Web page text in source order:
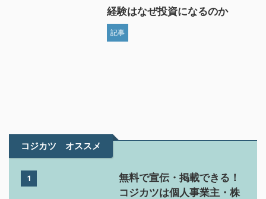
経験はなぜ投資になるのか
記事
コジカツ オススメ
1
無料で宣伝・掲載できる！
コジカツは個人事業主・株